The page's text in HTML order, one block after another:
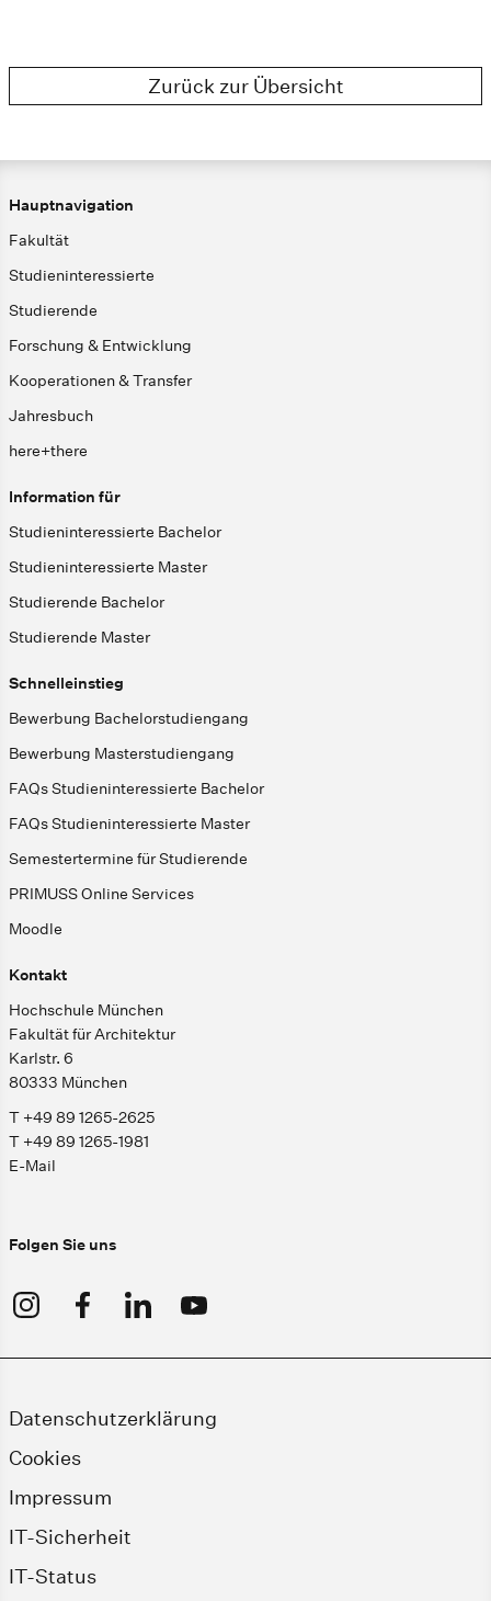
Zurück zur Übersicht
Hauptnavigation
Fakultät
Studieninteressierte
Studierende
Forschung & Entwicklung
Kooperationen & Transfer
Jahresbuch
here+there
Information für
Studieninteressierte Bachelor
Studieninteressierte Master
Studierende Bachelor
Studierende Master
Schnelleinstieg
Bewerbung Bachelorstudiengang
Bewerbung Masterstudiengang
FAQs Studieninteressierte Bachelor
FAQs Studieninteressierte Master
Semestertermine für Studierende
PRIMUSS Online Services
Moodle
Kontakt
Hochschule München
Fakultät für Architektur
Karlstr. 6
80333 München
T +49 89 1265-2625
T +49 89 1265-1981
E-Mail
Folgen Sie uns
Datenschutzerklärung
Cookies
Impressum
IT-Sicherheit
IT-Status